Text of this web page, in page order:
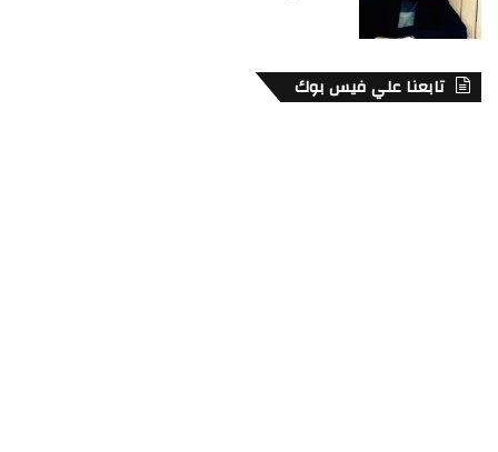
تابعنا علي فيس بوك